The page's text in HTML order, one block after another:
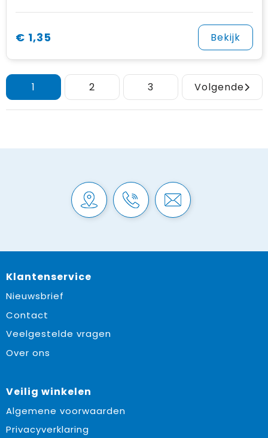
€ 1,35 Bekijk
1 2 3 Volgende
Klantenservice
Nieuwsbrief
Contact
Veelgestelde vragen
Over ons
Veilig winkelen
Algemene voorwaarden
Privacyverklaring